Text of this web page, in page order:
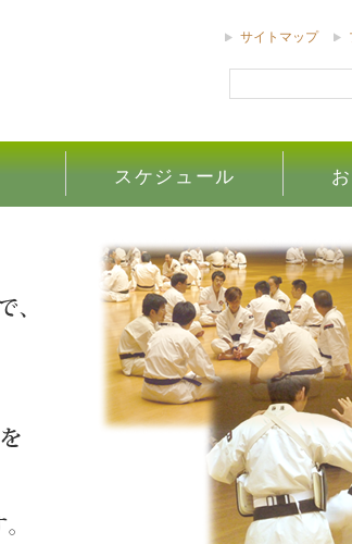
サイトマップ
スケジュール